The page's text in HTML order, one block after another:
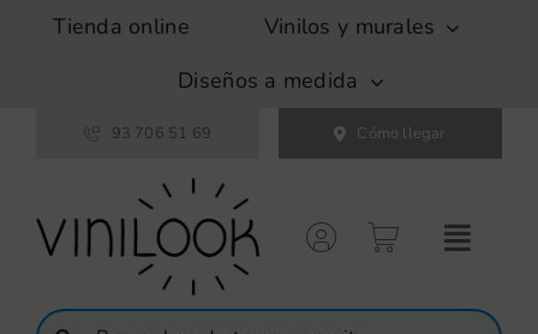
SaltarTienda online
Vinilos y murales
Diseños a medida
93 706 51 69 Cómo llegar
Buscar: